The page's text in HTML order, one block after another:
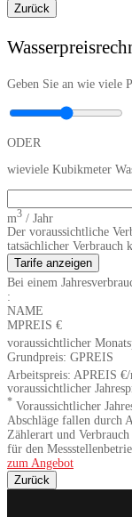
Zurück
Geben Sie an wie viele
ODER
wieviele Kubikmeter
m3 / Jahr
Der voraussichtliche
tatsächlicher Verbrauch
Tarife anzeigen
Bei einem
:
NAME
MPREIS €
voraussichtlicher
Grundpreis: GPREIS
Arbeitspreis: APREIS €/
voraussichtlicher
* Voraussichtlicher
Abschläge fallen durch
Zählerart und
für den
zum Angebot
Zurück